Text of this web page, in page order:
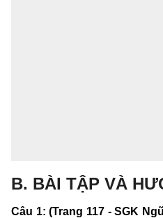
B. BÀI TẬP VÀ
Câu 1: (Trang 117 - SGK